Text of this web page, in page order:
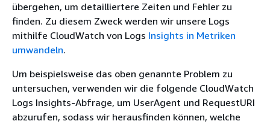
übergehen, um detailliertere Zeiten und Fehler zu
finden. Zu diesem Zweck werden wir unsere Logs
mithilfe CloudWatch von Logs Insights in Metriken
umwandeln.
Um beispielsweise das oben genannte Problem zu
untersuchen, verwenden wir die folgende CloudWatch
Logs Insights-Abfrage, um UserAgent und RequestURI
abzurufen, sodass wir herausfinden können, welche